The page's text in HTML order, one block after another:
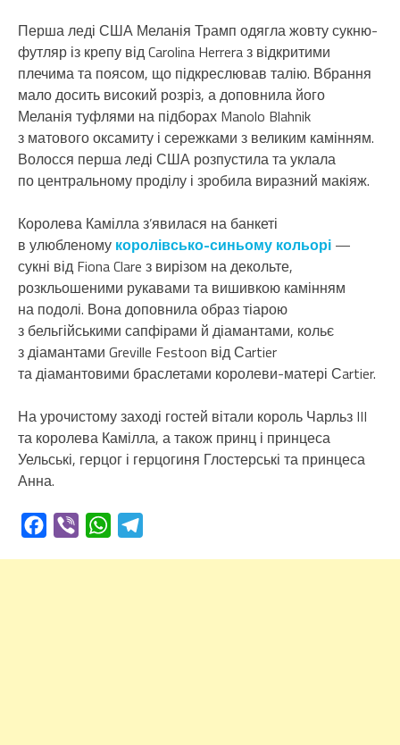
Перша леді США Меланія Трамп одягла жовту сукню-
футляр із крепу від Carolina Herrera з відкритими
плечима та поясом, що підкреслював талію. Вбрання
мало досить високий розріз, а доповнила його
Меланія туфлями на підборах Manolo Blahnik
з матового оксамиту і сережками з великим камінням.
Волосся перша леді США розпустила та уклала
по центральному проділу і зробила виразний макіяж.
Королева Камілла з’явилася на банкеті
в улюбленому королівсько-синьому кольорі —
сукні від Fiona Clare з вирізом на декольте,
розкльошеними рукавами та вишивкою камінням
на подолі. Вона доповнила образ тіарою
з бельгійськими сапфірами й діамантами, кольє
з діамантами Greville Festoon від Сartier
та діамантовими браслетами королеви-матері Сartier.
На урочистому заході гостей вітали король Чарльз III
та королева Камілла, а також принц і принцеса
Уельські, герцог і герцогиня Глостерські та принцеса
Анна.
Facebook
Viber WhatsApp